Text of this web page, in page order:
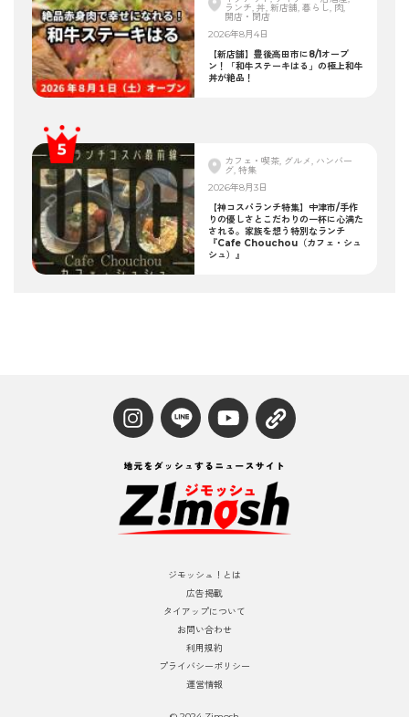
ランチ, 丼, 新店舗, 暮らし, 肉,
開店・閉店
2026年8月4日
【新店舗】豊後高田市に8/1オープ
ン！「和牛ステーキはる」の極上和牛
丼が絶品！
カフェ・喫茶, グルメ, ハンバー
グ, 特集
2026年8月3日
【神コスパランチ特集】中津市/手作
りの優しさとこだわりの一杯に心満た
される。家族を想う特別なランチ
『Cafe Chouchou（カフェ・シュ
シュ）』
ジモッシュ！とは
広告掲載
タイアップについて
お問い合わせ
利用規約
プライバシーポリシー
運営情報